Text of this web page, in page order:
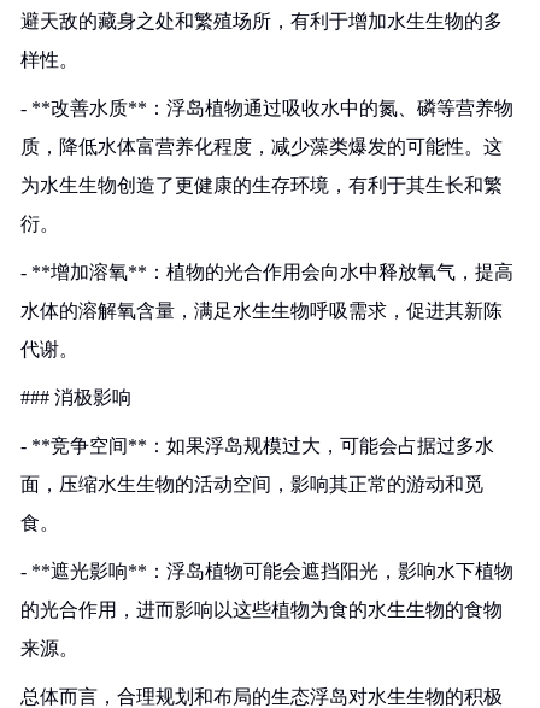
避天敌的藏身之处和繁殖场所，有利于增加水生生物的多
样性。
- **改善水质**：浮岛植物通过吸收水中的氮、磷等营养物
质，降低水体富营养化程度，减少藻类爆发的可能性。这
为水生生物创造了更健康的生存环境，有利于其生长和繁
衍。
- **增加溶氧**：植物的光合作用会向水中释放氧气，提高
水体的溶解氧含量，满足水生生物呼吸需求，促进其新陈
代谢。
### 消极影响
- **竞争空间**：如果浮岛规模过大，可能会占据过多水
面，压缩水生生物的活动空间，影响其正常的游动和觅
食。
- **遮光影响**：浮岛植物可能会遮挡阳光，影响水下植物
的光合作用，进而影响以这些植物为食的水生生物的食物
来源。
总体而言，合理规划和布局的生态浮岛对水生生物的积极